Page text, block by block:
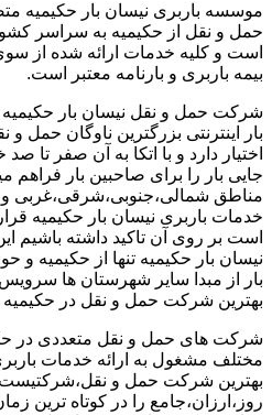
موسسه باربری نیسان بار حکیمیه
حمل و نقل از حکیمیه به سراسر کشور
است و کلیه خدمات ارائه شده
بیمه باربری و بارنامه معتبر است.
شرکت حمل و نقل نیسان بار
بار اینترنتی بزرگترین ناوگان حمل
اختیار دارد و با اتکا به آن صفر تا
جایی بار را برای صاحبین بار فراهم
مناطق شمالی،جنوبی،شرقی،غربی
خدمات باربری نیسان بار حکیمیه قرار
است بر روی آن تاکید داشته باشیم
نیسان بار حکیمیه تنها از حکیمیه
بار از مبدا سایر شهرستان ها سرویس
بهترین شرکت حمل و نقل در
شرکت های حمل و نقل متعددی در
مختلف مشغول به ارائه خدمات
بهترین شرکت حمل و
روز،ارزان،جامع را در کوتاه ترین